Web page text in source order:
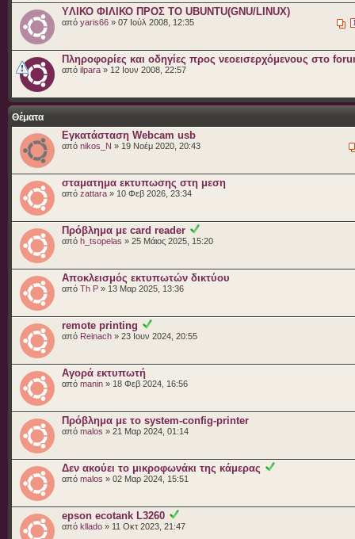
YΛΙΚΟ ΦΙΛΙΚΟ ΠΡΟΣ ΤΟ UBUNTU(GNU/LINUX)
από yaris66 » 07 Ιούλ 2008, 12:35
Πληροφορίες και οδηγίες προς νεοεισερχόμενους στο
από ilpara » 12 Ιουν 2008, 22:57
Θέματα
Εγκατάσταση Webcam usb
από nikos_N » 19 Νοέμ 2020, 20:43
σταματημα εκτυπωσης στη μεση
από zattara » 10 Φεβ 2026, 23:34
Πρόβλημα με card reader
από h_tsopelas » 25 Μάιος 2025, 15:20
Αποκλεισμός εκτυπωτών δικτύου
από Th P » 13 Μαρ 2025, 13:36
remote printing
από Reinach » 23 Ιουν 2024, 20:55
Αγορά εκτυπωτή
από manin » 18 Φεβ 2024, 16:56
Πρόβλημα με το system-config-printer
από malos » 21 Μαρ 2024, 01:14
Δεν ακούει το μικροφωνάκι της κάμερας
από malos » 02 Μαρ 2024, 15:51
epson ecotank L3260
από kllado » 11 Οκτ 2023, 21:47